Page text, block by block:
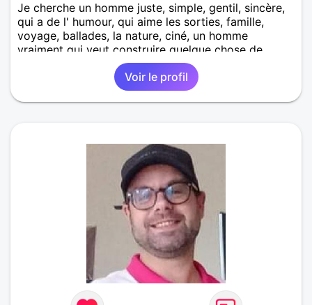
Je cherche un homme juste, simple, gentil, sincère,
qui a de l' humour, qui aime les sorties, famille,
voyage, ballades, la nature, ciné, un homme
vraiment qui veut construire quelque chose de
sérieux! Les hommes cherchant les aventures
passez votre chemin.Voir le profil